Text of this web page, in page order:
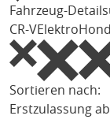
Fahrzeug-
CR-VElektro
Sortieren nach:
Erstzulassung